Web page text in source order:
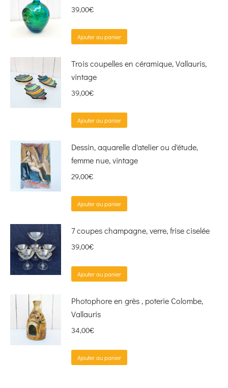
39,00€
Ajouter au panier
Trois coupelles en céramique, Vallauris,
vintage
39,00€
Ajouter au panier
Dessin, aquarelle d'atelier ou d'étude,
femme nue, vintage
29,00€
Ajouter au panier
7 coupes champagne, verre, frise ciselée
39,00€
Ajouter au panier
Photophore en grès , poterie Colombe,
Vallauris
34,00€
Ajouter au panier